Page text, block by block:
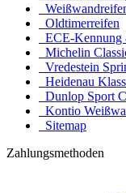
Oldtimerreifen
ECE-Kennung
Michelin
Vredestein
Heidenau
Dunlop Sport
Kontio
Sitemap
Zahlungsmethoden